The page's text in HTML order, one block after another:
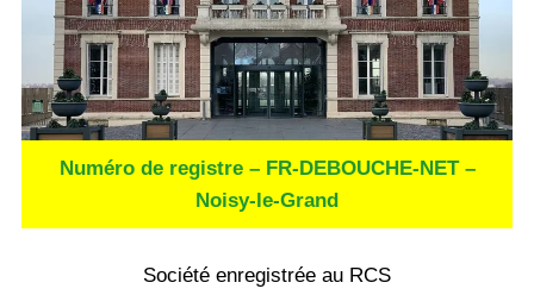
Numéro de registre – FR-DEBOUCHE-NET –
Noisy-le-Grand
Société enregistrée au RCS